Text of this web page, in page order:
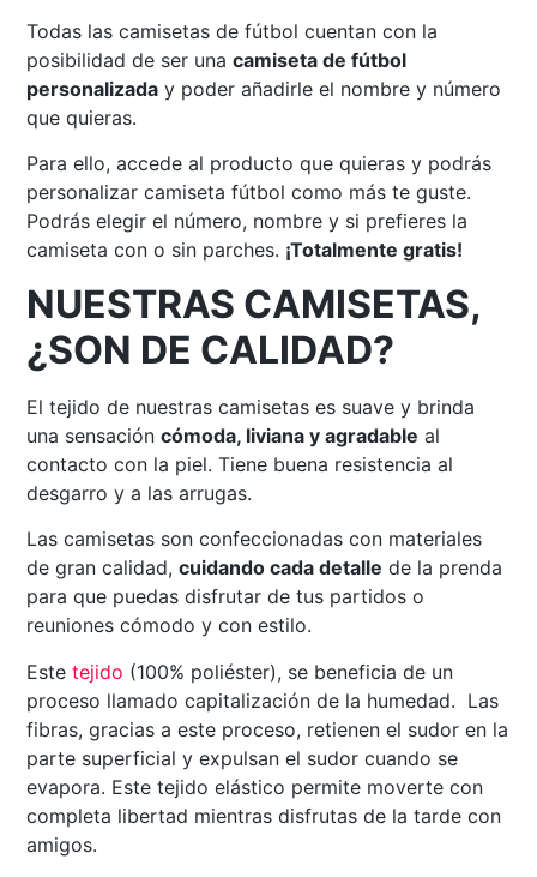
Todas las camisetas de fútbol cuentan con la
posibilidad de ser unacamiseta de fútbol
personalizada y poder añadirle el nombre y número
que quieras.
Para ello, accede al producto que quieras y podrás
personalizar camiseta fútbol como más te guste.
Podrás elegir el número, nombre y si prefieres la
camiseta con o sin parches. ¡Totalmente gratis!
NUESTRAS CAMISETAS,
¿SON DE CALIDAD?
El tejido de nuestras camisetas es suave y brinda
una sensacióncómoda, liviana y agradable al
contacto con la piel. Tiene buena resistencia al
desgarro y a las arrugas.
Las camisetas son confeccionadas con materiales
de gran calidad,cuidando cada detalle de la prenda
para que puedas disfrutar de tus partidos o
reuniones cómodo y con estilo.
Estetejido (100% poliéster), se beneficia de un
proceso llamado capitalización de la humedad. Las
fibras, gracias a este proceso, retienen el sudor en la
parte superficial y expulsan el sudor cuando se
evapora. Este tejido elástico permite moverte con
completa libertad mientras disfrutas de la tarde con
amigos.